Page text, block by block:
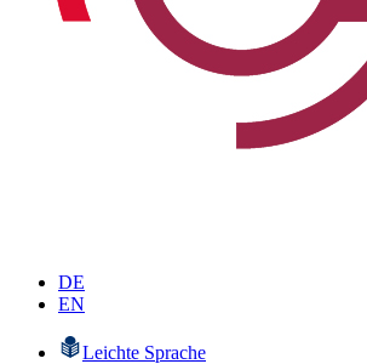
DE
EN
Leichte Sprache